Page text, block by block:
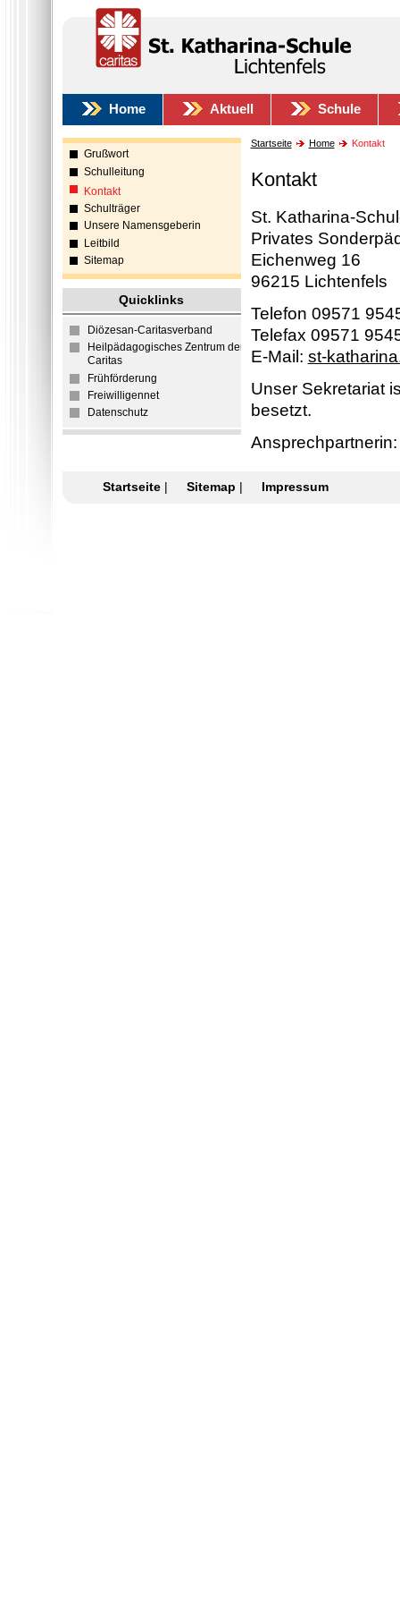
Home Aktuell Schule
Grußwort
Schulleitung
Kontakt
Schulträger
Unsere Namensgeberin
Leitbild
Sitemap
Quicklinks
Diözesan-Caritasverband
Heilpädagogisches Zentrum der
Caritas
Frühförderung
Freiwilligennet
Datenschutz
Startseite Home Kontakt
Kontakt
St. Katharina-
Privates
Eichenweg 16
96215 Lichtenfels
Telefon 09571
Telefax 09571
E-Mail: st-
Unser Sekretariat
besetzt.
Startseite| Sitemap | Impressum